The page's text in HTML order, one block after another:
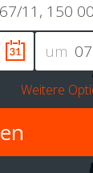
um
Weitere